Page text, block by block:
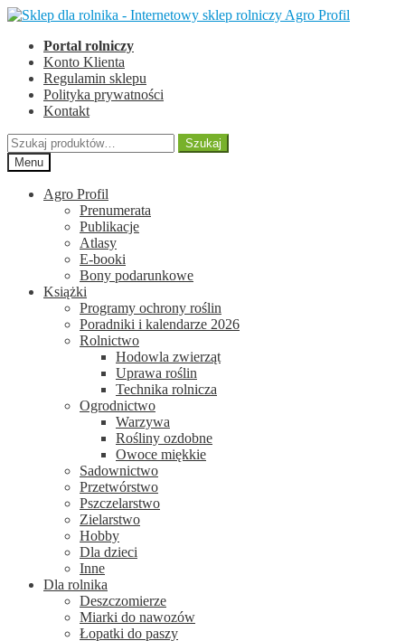
Przejdź
nawigacji
Przejdź
treści
Portal rolniczy
Konto Klienta
Regulamin sklepu
Polityka prywatności
Kontakt
Szukaj:
Szukaj
Menu
Agro Profil
Prenumerata
Publikacje
Atlasy
E-booki
Bony podarunkowe
Książki
Programy ochrony roślin
Poradniki i kalendarze 2026
Rolnictwo
Hodowla zwierząt
Uprawa roślin
Technika rolnicza
Ogrodnictwo
Warzywa
Rośliny ozdobne
Owoce miękkie
Sadownictwo
Przetwórstwo
Pszczelarstwo
Zielarstwo
Hobby
Dla dzieci
Inne
Dla rolnika
Deszczomierze
Miarki do nawozów
Łopatki do paszy